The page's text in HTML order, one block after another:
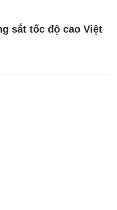
sắt tốc độ cao Việt